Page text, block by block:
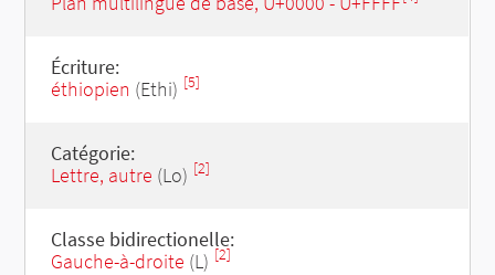
Écriture:
éthiopien (Ethi) [5]
Catégorie:
Lettre, autre (Lo) [2]
Classe bidirectionelle:
Gauche-à-droite (L) [2]